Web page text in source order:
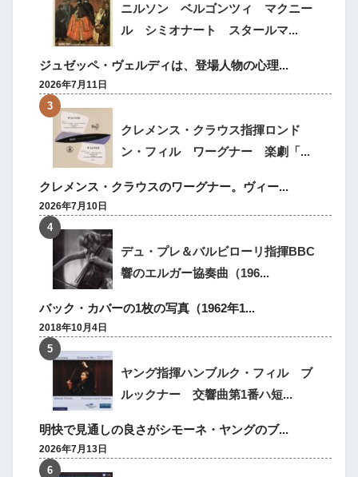
ニルソン ベルゴンツィ マクニー
ル シミオナート スタールマ...
ジュゼッペ・ヴェルディは、登場人物の心理...
2026年7月11日
クレメンス・クラウス指揮ロンド
ン・フィル ワーグナー 楽劇「...
クレメンス・クラウスのワーグナー。ヴィー...
2026年7月10日
デュ・プレ＆バルビローリ指揮BBC
響のエルガー協奏曲（196...
バック・カバーの1枚の写真（1962年1...
2018年10月4日
ヤング指揮ハンブルク・フィル ブ
ルックナー 交響曲第1番ハ短...
明快で見通しの良さがシモーネ・ヤングのブ...
2026年7月13日